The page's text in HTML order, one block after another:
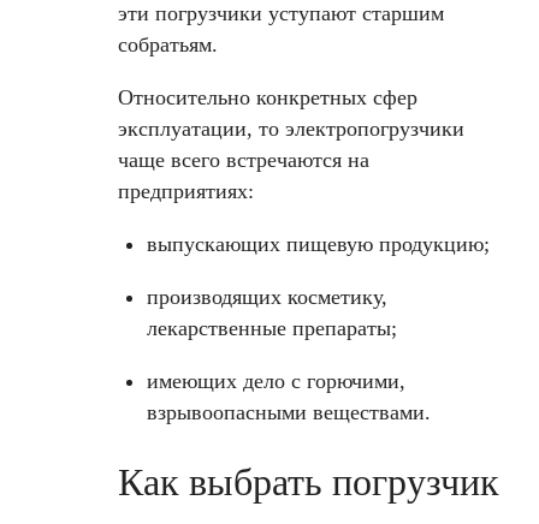
эти погрузчики уступают старшим
собратьям.
Относительно конкретных сфер
эксплуатации, то электропогрузчики
чаще всего встречаются на
предприятиях:
выпускающих пищевую продукцию;
производящих косметику,
лекарственные препараты;
имеющих дело с горючими,
взрывоопасными веществами.
Как выбрать погрузчик